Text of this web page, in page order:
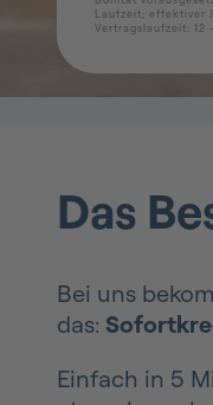
Das
Bei uns
das:
Einfach in 5